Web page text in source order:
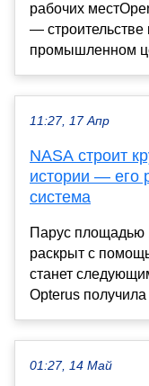
рабочих
— строительстве
промышленном
11:27, 17 Апр
NASA строит
истории — его
система
Парус площадью
раскрыт с
станет
Opterus получила
01:27, 14 Май